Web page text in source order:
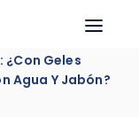
¿Con Geles
Agua Y Jabón?